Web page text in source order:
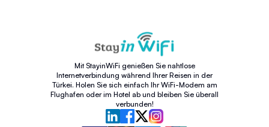
Mit StayinWiFi genießen Sie nahtlose
Internetverbindung während Ihrer Reisen in der
Türkei. Holen Sie sich einfach Ihr WiFi-Modem am
Flughafen oder im Hotel ab und bleiben Sie überall
verbunden!